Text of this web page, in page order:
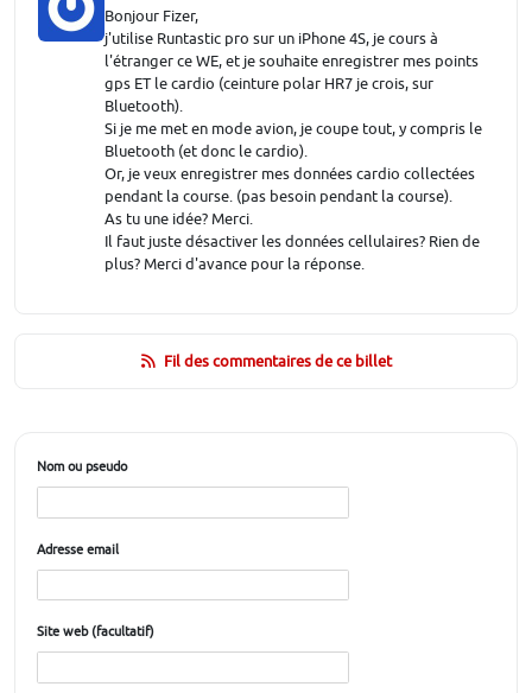
Bonjour Fizer,
j'utilise Runtastic pro sur un iPhone 4S, je cours à
l'étranger ce WE, et je souhaite enregistrer mes points
gps ET le cardio (ceinture polar HR7 je crois, sur
Bluetooth).
Si je me met en mode avion, je coupe tout, y compris le
Bluetooth (et donc le cardio).
Or, je veux enregistrer mes données cardio collectées
pendant la course. (pas besoin pendant la course).
As tu une idée? Merci.
Il faut juste désactiver les données cellulaires? Rien de
plus? Merci d'avance pour la réponse.
Fil des commentaires de ce billet
Nom ou pseudo
Adresse email
Site web (facultatif)